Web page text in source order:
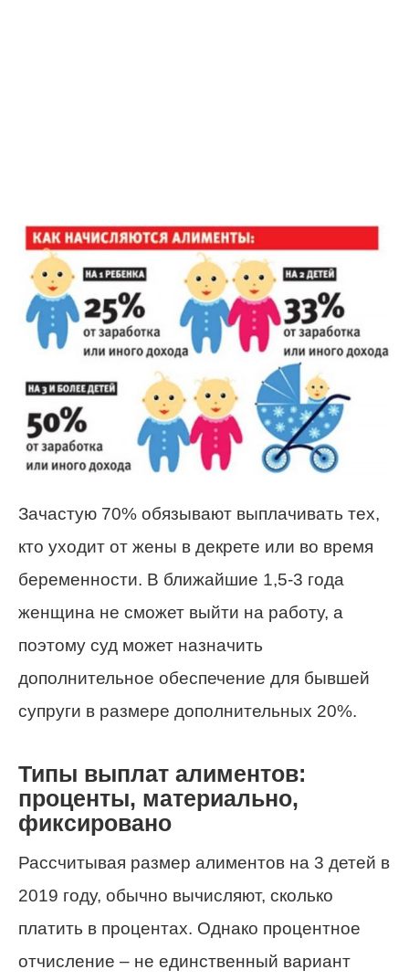
Зачастую 70% обязывают выплачивать тех,
кто уходит от жены в декрете или во время
беременности. В ближайшие 1,5-3 года
женщина не сможет выйти на работу, а
поэтому суд может назначить
дополнительное обеспечение для бывшей
супруги в размере дополнительных 20%.
Типы выплат алиментов:
проценты, материально,
фиксировано
Рассчитывая размер алиментов на 3 детей в
2019 году, обычно вычисляют, сколько
платить в процентах. Однако процентное
отчисление – не единственный вариант